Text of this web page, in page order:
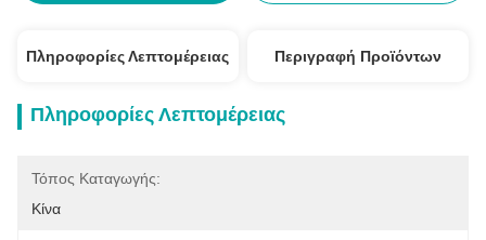
Πληροφορίες Λεπτομέρειας Περιγραφή Προϊόντων
Πληροφορίες Λεπτομέρειας
Τόπος Καταγωγής:
Κίνα